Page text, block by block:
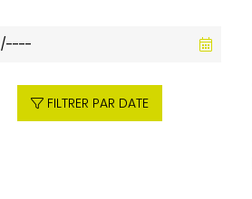
FILTRER PAR DATE